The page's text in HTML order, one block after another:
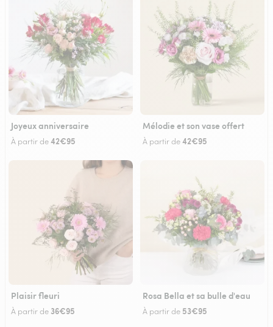
Joyeux anniversaire
À partir de42€95
Mélodie et son vase offert
À partir de42€95
Plaisir fleuri
À partir de 36€95
Rosa Bella et sa bulle d'eau
À partir de 53€95